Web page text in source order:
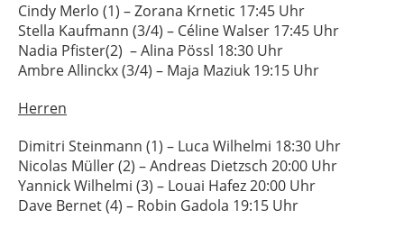
Cindy Merlo (1) – Zorana Krnetic 17:45 Uhr
Stella Kaufmann (3/4) – Céline Walser 17:45 Uhr
Nadia Pfister(2) – Alina Pössl 18:30 Uhr
Ambre Allinckx (3/4) – Maja Maziuk 19:15 Uhr
Herren
Dimitri Steinmann (1) – Luca Wilhelmi 18:30 Uhr
Nicolas Müller (2) – Andreas Dietzsch 20:00 Uhr
Yannick Wilhelmi (3) – Louai Hafez 20:00 Uhr
Dave Bernet (4) – Robin Gadola 19:15 Uhr